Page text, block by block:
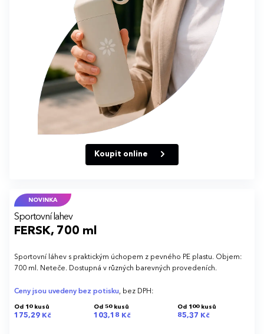
Koupit online
NOVINKA
Sportovní lahev
FERSK, 700 ml
Sportovní láhev s praktickým úchopem z pevného PE plastu. Objem:
700 ml. Neteče. Dostupná v různých barevných provedeních.
Ceny jsou uvedeny bez potisku, bez DPH:
Od 10 kusů
175,29 Kč
Od 50 kusů
103,18 Kč
Od 100 kusů
85,37 Kč